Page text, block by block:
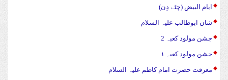
ایام البیض (چٹے دِن)
شان ابوطالب علیہ السلام
جشن مولود کعبہ 2
جشن مولود کعبہ ۱
معرفت حضرت امام کاظم علیہ السلام